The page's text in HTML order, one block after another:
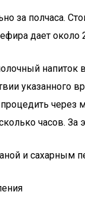
за полчаса.
дает около
часов.
и сахарным